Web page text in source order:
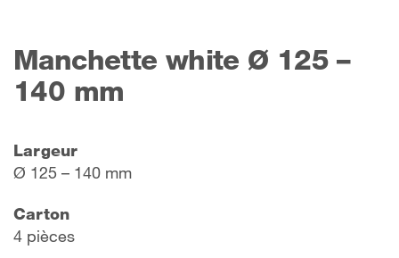
Manchette white Ø 125 –
140 mm
Largeur
Ø 125 – 140 mm
Carton
4 pièces